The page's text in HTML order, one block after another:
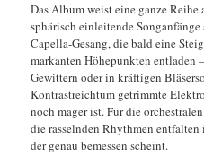
Das Album weist eine ganze Reihe
sphärisch einleitende
Capella-Gesang, die bald eine
markanten Höhepunkten entladen
Gewittern oder in kräftigen
Kontrastreichtum getrimmte
noch mager ist. Für die
die rasselnden Rhythmen
der genau bemessen scheint.